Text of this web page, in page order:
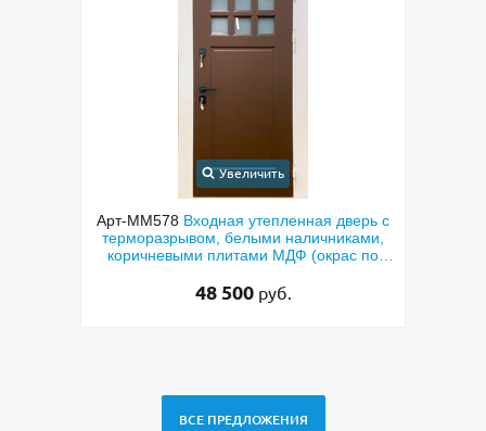
Увеличить
Арт-ММ787Металлическая утеплённая
дверь с терморазрывом, плитами MDF с
фрезеровкой, с решёткой и узким
58 500 руб.
ВСЕ ПРЕДЛОЖЕНИЯ